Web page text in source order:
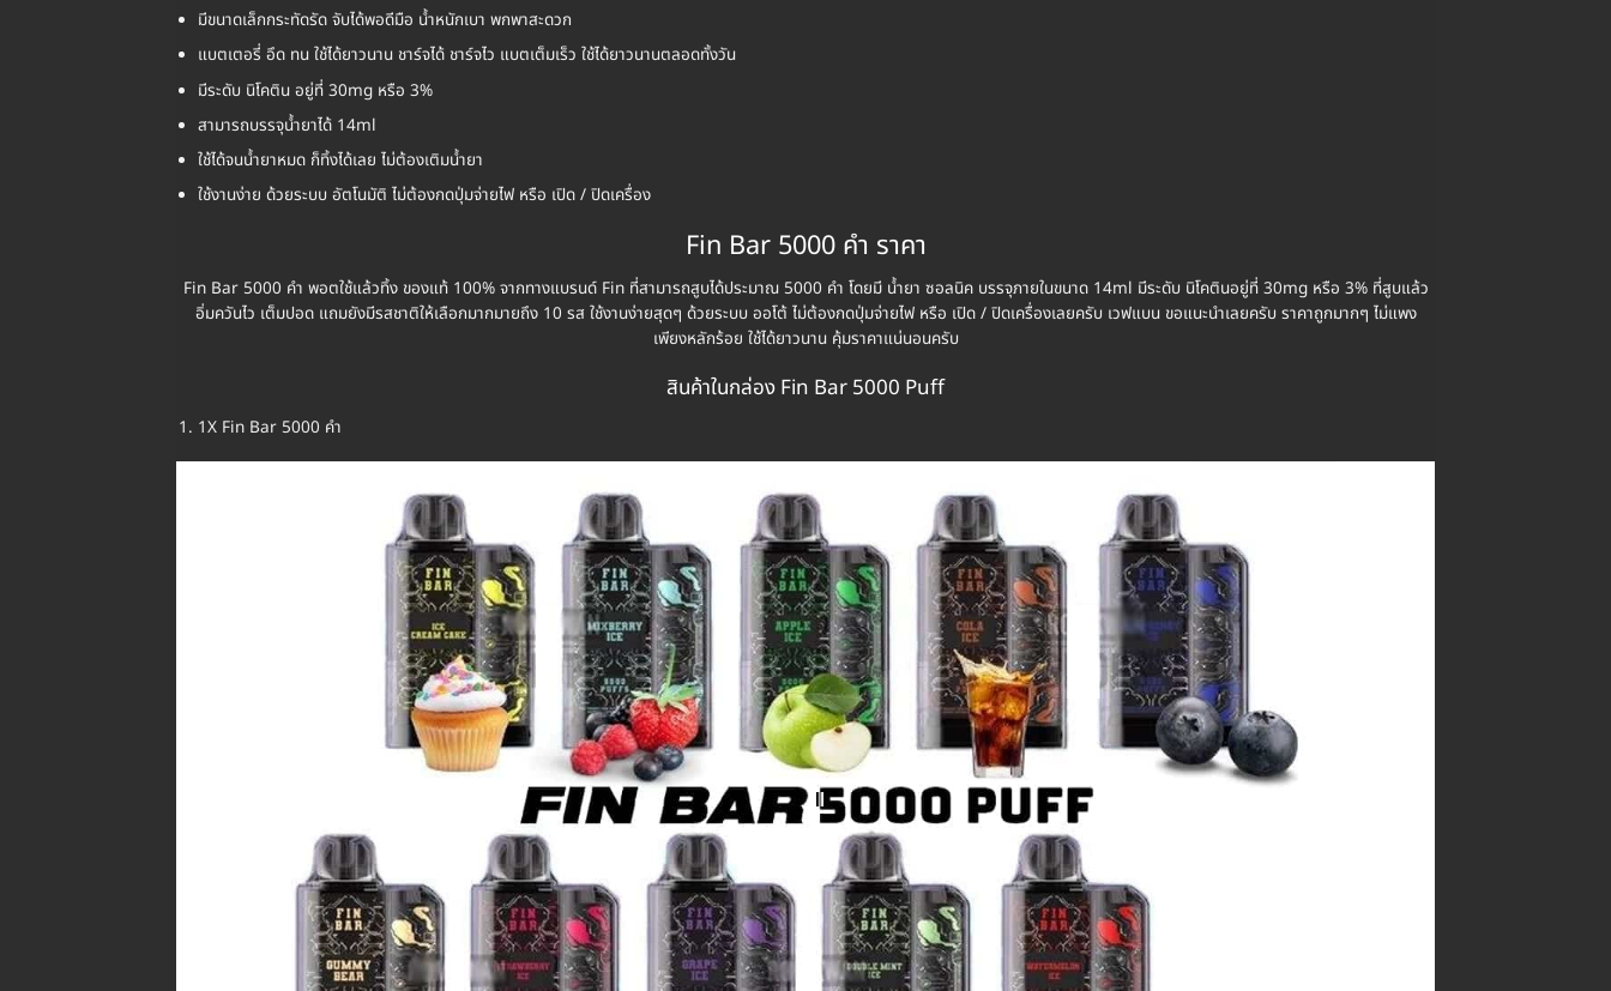
มีขนาดเล็กกระทัดรัด จับได้พอดีมือ น้ำหนักเบา พกพาสะดวก
แบตเตอรี่ อึด ทน ใช้ได้ยาวนาน ชาร์จได้ ชาร์จไว แบตเต็มเร็ว ใช้ได้ยาวนานตลอดทั้งวัน
มีระดับ นิโคติน อยู่ที่ 30mg หรือ 3%
สามารถบรรจุน้ำยาได้ 14ml
ใช้ได้จนน้ำยาหมด ก็ทิ้งได้เลย ไม่ต้องเติมน้ำยา
ใช้งานง่าย ด้วยระบบ อัตโนมัติ ไม่ต้องกดปุ่มจ่ายไฟ หรือ เปิด / ปิดเครื่อง
Fin Bar 5000 คำ ราคา
Fin Bar 5000 คำ พอตใช้แล้วทิ้ง ของแท้ 100% จากทางแบรนด์ Fin ที่สามารถสูบได้ประมาณ 5000 คำ โดยมี น้ำยา ซอลนิค บรรจุภายในขนาด 14ml มีระดับ นิโคตินอยู่ที่ 30mg หรือ 3% ที่สูบแล้ว
อิ่มควันไว เต็มปอด แถมยังมีรสชาติให้เลือกมากมายถึง 10 รส ใช้งานง่ายสุดๆ ด้วยระบบ ออโต้ ไม่ต้องกดปุ่มจ่ายไฟ หรือ เปิด / ปิดเครื่องเลยครับ เวฟแบน ขอแนะนำเลยครับ ราคาถูกมากๆ ไม่แพง
เพียงหลักร้อย ใช้ได้ยาวนาน คุ้มราคาแน่นอนครับ
สินค้าในกล่อง Fin Bar 5000 Puff
1X Fin Bar 5000 คำ